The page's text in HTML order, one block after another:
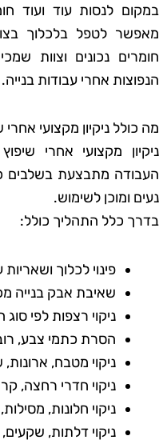
במקום לנסות עוד ועוד
מאפשר לטפל בלכלוך
חומרים נכונים וצוות
הנפוצות אחרי עבודות בנייה.
מה כולל ניקיון מקצועי אחרי
ניקיון מקצועי אחרי
העבודה מתבצעת בשלבים
נעים ומוכן לשימוש.
בדרך כלל התהליך כולל:
פינוי לכלוך
שאיבת אבק בנייה
ניקוי רצפות לפי
הסרת כתמי צבע,
ניקוי מטבח, ארונות,
ניקוי חדרי רחצה,
ניקוי חלונות,
ניקוי דלתות,